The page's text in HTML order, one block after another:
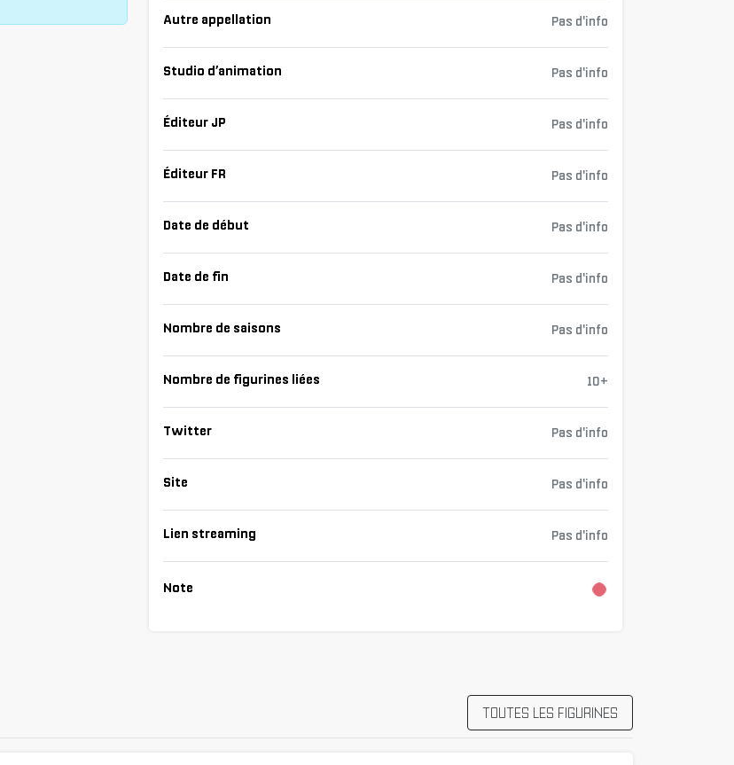
Autre appellation Pas d'info
Studio d’animation Pas d'info
Éditeur JP Pas d'info
Éditeur FR Pas d'info
Date de début Pas d'info
Date de fin Pas d'info
Nombre de saisons Pas d'info
Nombre de figurines liées 10+
Twitter Pas d'info
Site Pas d'info
Lien streaming Pas d'info
Note
TOUTES LES FIGURINES